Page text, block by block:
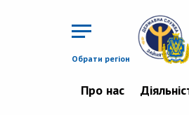
Обрати регіон
Про нас